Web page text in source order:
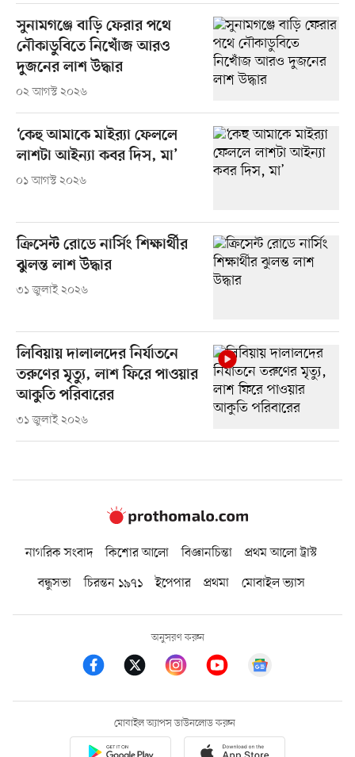
সুনামগঞ্জে বাড়ি ফেরার পথে
নৌকাডুবিতে নিখোঁজ আরও
দুজনের লাশ উদ্ধার
০২ আগস্ট ২০২৬
‘কেহু আমাকে মাইর‌্যা ফেললে
লাশটা আইন্যা কবর দিস, মা’
০১ আগস্ট ২০২৬
ক্রিসেন্ট রোডে নার্সিং শিক্ষার্থীর
ঝুলন্ত লাশ উদ্ধার
৩১ জুলাই ২০২৬
লিবিয়ায় দালালদের নির্যাতনে
তরুণের মৃত্যু, লাশ ফিরে পাওয়ার
আকুতি পরিবারের
৩১ জুলাই ২০২৬
নাগরিক সংবাদ কিশোর আলো বিজ্ঞানচিন্তা
প্রথম আলো ট্রাস্ট
বন্ধুসভা
চিরন্তন ১৯৭১ ইপেপার প্রথমা মোবাইল ভ্যাস
অনুসরণ করুন
মোবাইল অ্যাপস ডাউনলোড করুন